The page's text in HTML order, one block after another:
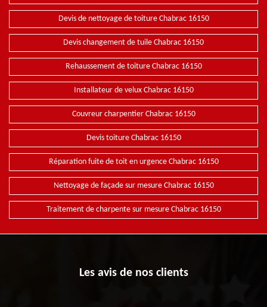
Devis de nettoyage de toiture Chabrac 16150
Devis changement de tuile Chabrac 16150
Rehaussement de toiture Chabrac 16150
Installateur de velux Chabrac 16150
Couvreur charpentier Chabrac 16150
Devis toiture Chabrac 16150
Réparation fuite de toit en urgence Chabrac 16150
Nettoyage de façade sur mesure Chabrac 16150
Traitement de charpente sur mesure Chabrac 16150
Les avis de nos clients